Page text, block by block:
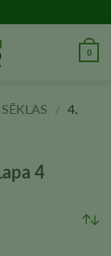
0
/ 4.
4